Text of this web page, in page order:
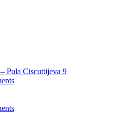
Pula Ciscuttijeva 9